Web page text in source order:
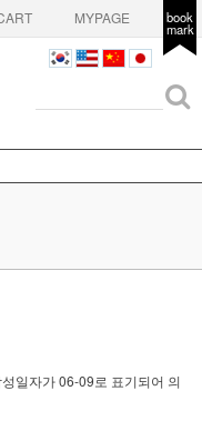
MYPAGE book
mark
일자가 06-09로 표기되어 의